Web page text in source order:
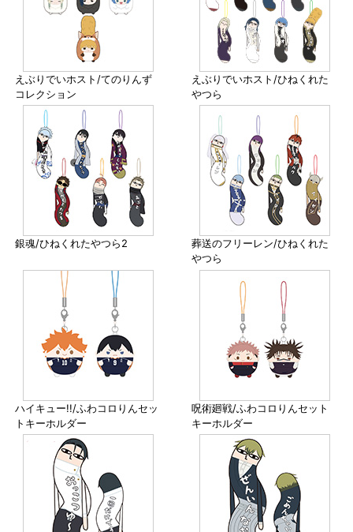
えぶりでいホスト/てのりんず
コレクション
えぶりでいホスト/ひねくれた
やつら
銀魂/ひねくれたやつら2
葬送のフリーレン/ひねくれた
やつら
ハイキュー!!/ふわコロりんセッ
トキーホルダー
呪術廻戦/ふわコロりんセット
キーホルダー